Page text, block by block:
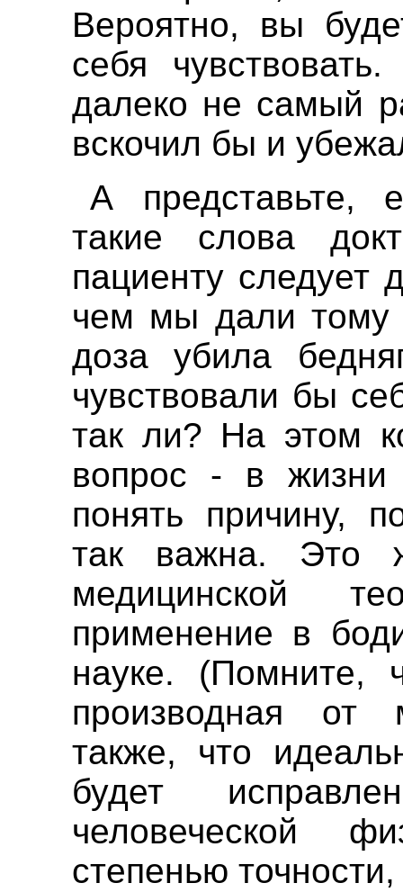
Вероятно, вы
себя
далеко не самый
вскочил бы и
А
такие слова
пациенту следует
чем мы дали тому
доза убила
чувствовали бы
так ли? На этом
вопрос - в жизни
понять причину,
так важна. Это
медицинской
применение в
науке. (Помните,
производная от
также, что
будет
человеческой
степенью